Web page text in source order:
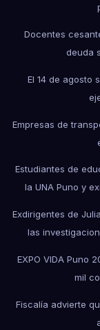
Docentes
deuda
El 14 de agosto
Empresas de
Estudiantes de
la UNA Puno y
Exdirigentes de
las
EXPO VIDA Puno
mil
Fiscalía advierte